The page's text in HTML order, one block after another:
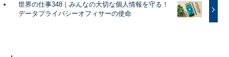
世界の仕事348｜みんなの大切な個人情報を守る！
データプライバシーオフィサーの使命